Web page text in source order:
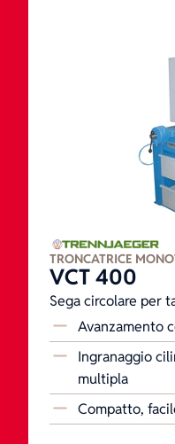
Linee di
TRONCATRICE
VCT 400
Sega circolare per
Avanzamento
Ingranaggio
multipla
Compatto,